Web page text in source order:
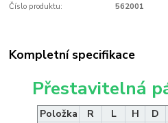
Číslo produktu: 562001
Kompletní specifikace
Přestavitelná
Položka R L H D